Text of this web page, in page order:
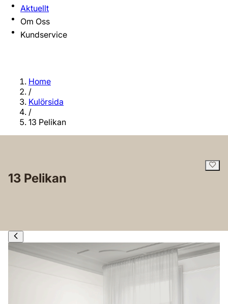
Aktuellt
Om Oss
Kundservice
Home
/
Kulörsida
/
13 Pelikan
13 Pelikan